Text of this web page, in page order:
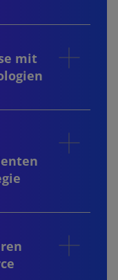
mit